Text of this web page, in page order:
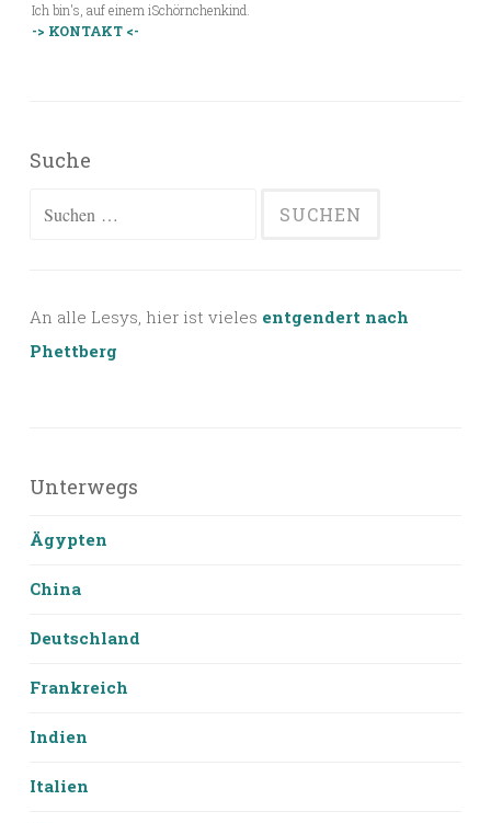
Ich bin's, auf einem iSchörnchenkind.
-> KONTAKT <-
Suche
Suchen
An alle Lesys, hier ist vieles entgendert nach
Phettberg
Unterwegs
Ägypten
China
Deutschland
Frankreich
Indien
Italien